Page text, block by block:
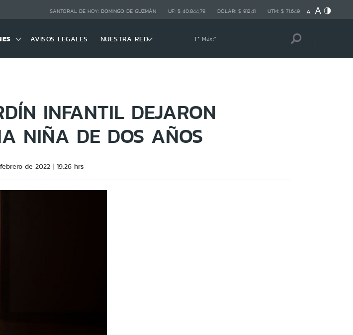
SANTORAL DE HOY: DOMINGO DE GUZMÁN UF: $ 40.844,79 DÓLAR: $ 912,41 UTM: $ 71.649
AVISOS LEGALES NUESTRA RED Tª Máx:º
INFANTIL DEJARON
NIÑA DE DOS AÑOS
de 2022 19:26 hrs